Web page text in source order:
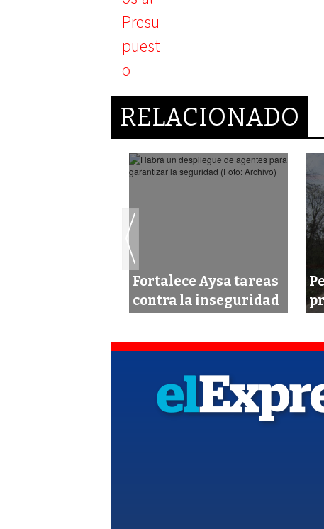
RELACIONADO
Fortalece Aysa tareas
contra la inseguridad